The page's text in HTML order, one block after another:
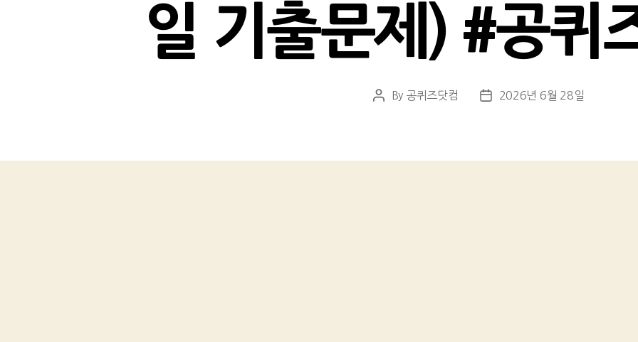
일 기출문제) #공퀴
Post
By 공퀴즈닷컴
Post2026년 6월 28일